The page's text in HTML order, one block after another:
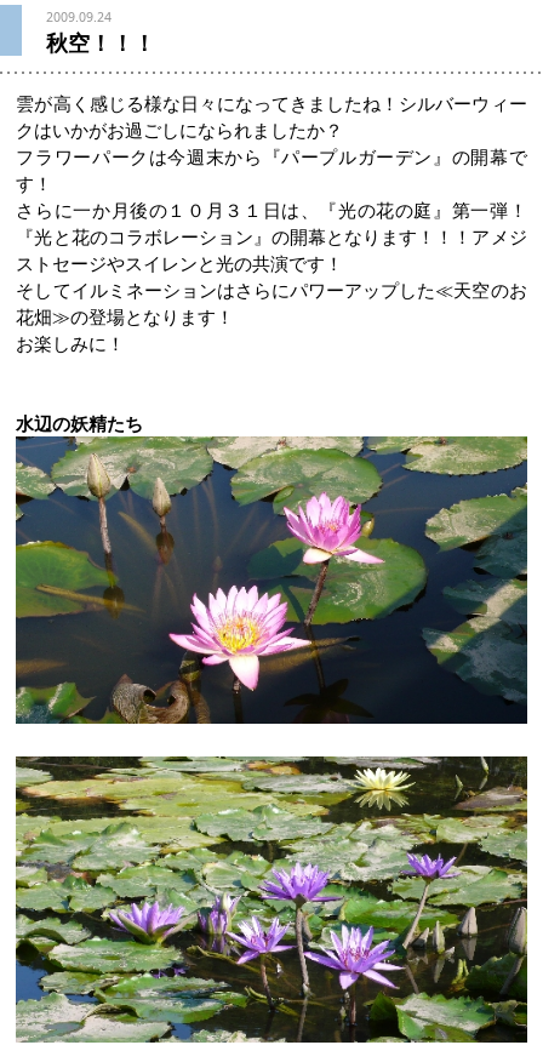
2009.09.24
秋空！！！
雲が高く感じる様な日々になってきましたね！シルバーウィー
クはいかがお過ごしになられましたか？
フラワーパークは今週末から『パープルガーデン』の開幕で
す！
さらに一か月後の１０月３１日は、『光の花の庭』第一弾！
『光と花のコラボレーション』の開幕となります！！！アメジ
ストセージやスイレンと光の共演です！
そしてイルミネーションはさらにパワーアップした≪天空のお
花畑≫の登場となります！
お楽しみに！
水辺の妖精たち